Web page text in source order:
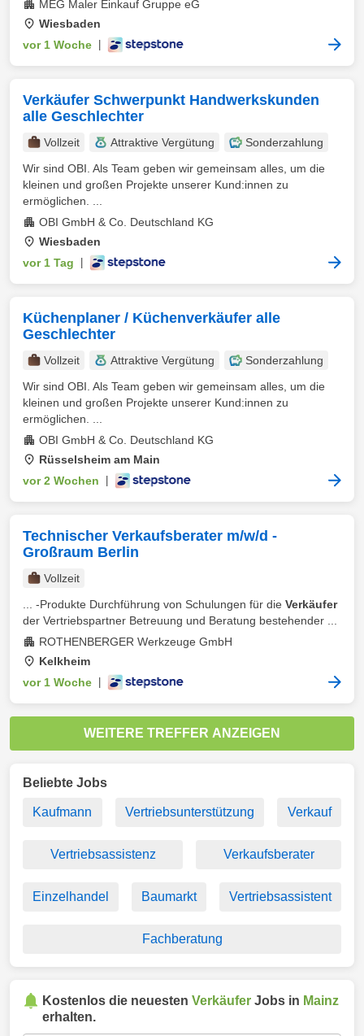
MEG Maler Einkauf Gruppe eG
Wiesbaden
vor 1 Woche
Verkäufer Schwerpunkt Handwerkskunden
alle Geschlechter
Vollzeit Attraktive Vergütung
Sonderzahlung
Wir sind OBI. Als Team geben wir gemeinsam alles, um die
kleinen und großen Projekte unserer Kund:innen zu
ermöglichen. ...
OBI GmbH & Co. Deutschland KG
Wiesbaden
vor 1 Tag
Küchenplaner / Küchenverkäufer alle
Geschlechter
Vollzeit Attraktive Vergütung
Sonderzahlung
Wir sind OBI. Als Team geben wir gemeinsam alles, um die
kleinen und großen Projekte unserer Kund:innen zu
ermöglichen. ...
OBI GmbH & Co. Deutschland KG
Rüsselsheim am Main
vor 2 Wochen
Technischer Verkaufsberater m/w/d -
Großraum Berlin
Vollzeit
... -Produkte Durchführung von Schulungen für die Verkäufer
der Vertriebspartner Betreuung und Beratung bestehender ...
ROTHENBERGER Werkzeuge GmbH
Kelkheim
vor 1 Woche
WEITERE TREFFER ANZEIGEN
Beliebte Jobs
Kaufmann Vertriebsunterstützung Verkauf
Vertriebsassistenz Verkaufsberater
Einzelhandel Baumarkt Vertriebsassistent
Fachberatung
Kostenlos die neuesten Verkäufer Jobs in Mainz
erhalten.